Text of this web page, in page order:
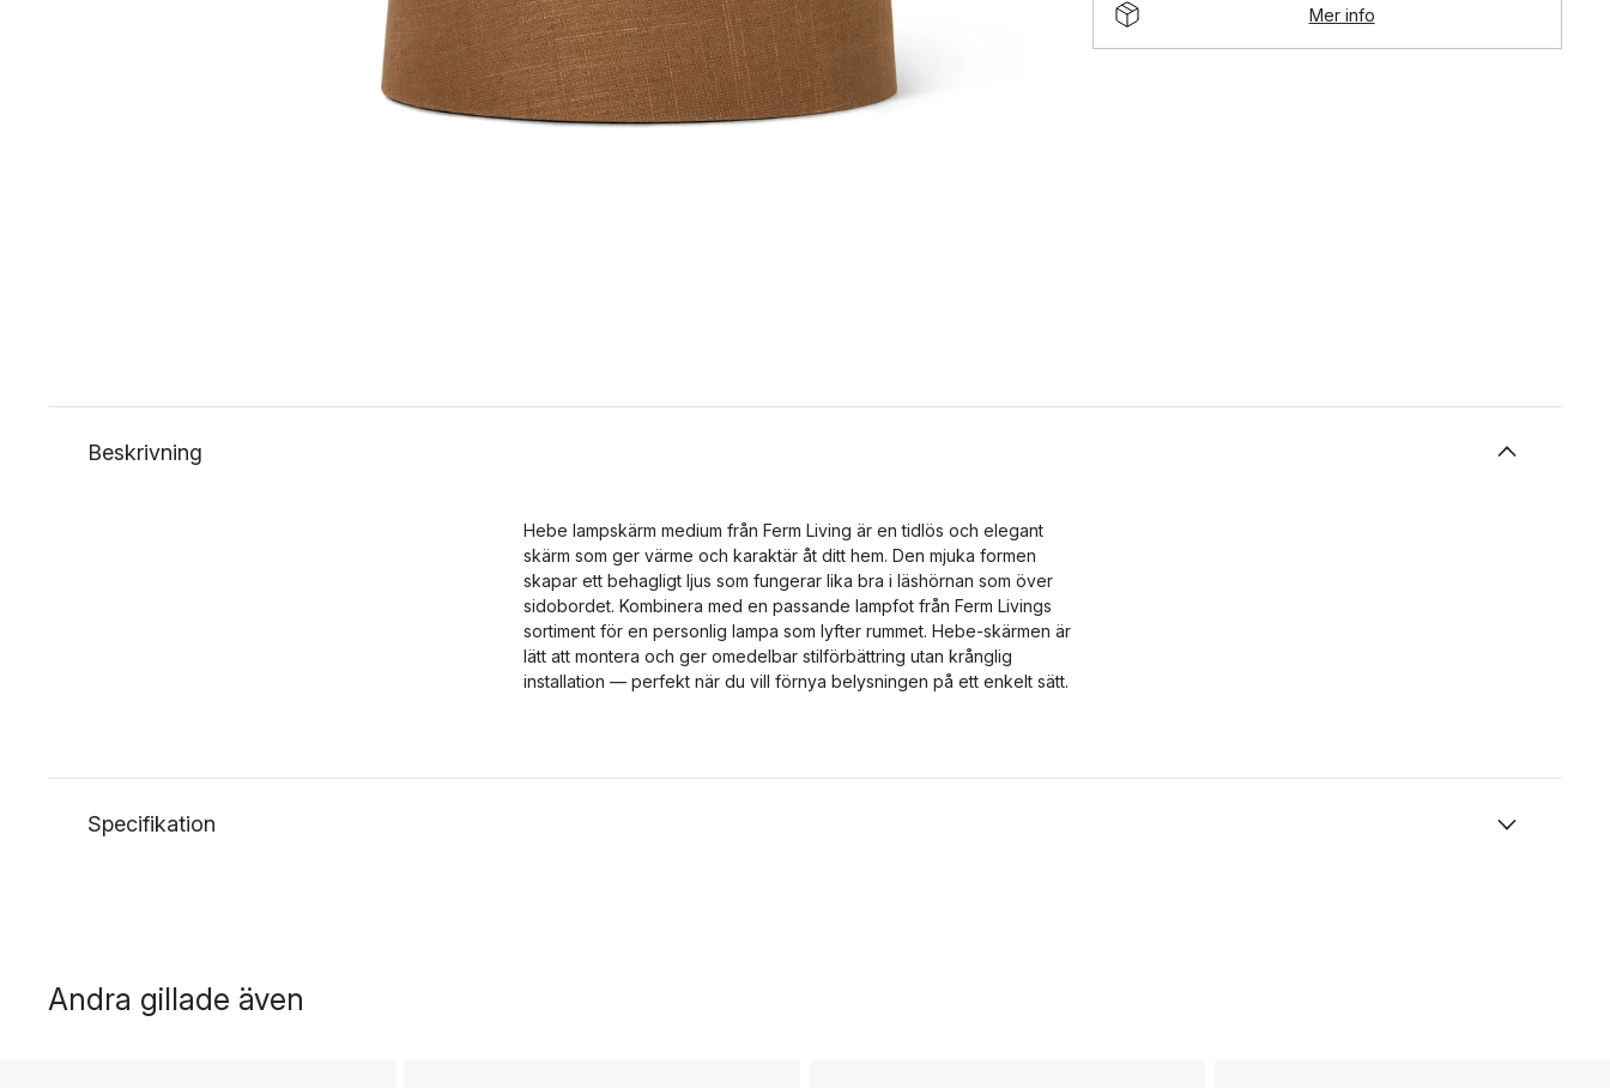
Mer info
Beskrivning
Hebe lampskärm medium från Ferm Living är en tidlös och elegant
skärm som ger värme och karaktär åt ditt hem. Den mjuka formen
skapar ett behagligt ljus som fungerar lika bra i läshörnan som över
sidobordet. Kombinera med en passande lampfot från Ferm Livings
sortiment för en personlig lampa som lyfter rummet. Hebe-skärmen är
lätt att montera och ger omedelbar stilförbättring utan krånglig
installation — perfekt när du vill förnya belysningen på ett enkelt sätt.
Specifikation
Andra gillade även